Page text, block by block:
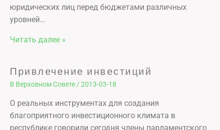
юридических лиц перед бюджетами различных
уровней…
Читать далее »
Привлечение инвестиций
В Верховном Совете /2013-03-18
О реальных инструментах для создания
благоприятного инвестиционного климата в
республике говорили сегодня члены парламентского